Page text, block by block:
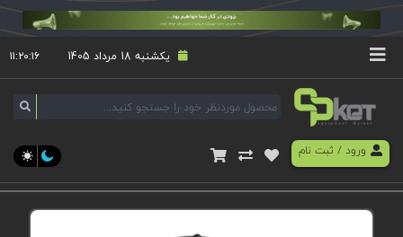
یکشنبه 18 مرداد 1405 ۱۱:۲۰:۱۶
ورود/ ثبت نام